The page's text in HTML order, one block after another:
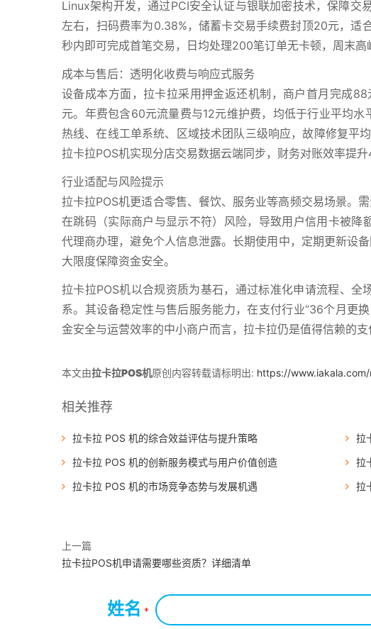
Linux架构开发，通过PCI安全认证与银联加密技术，保障交
左右，扫码费率为0.38%，储蓄卡交易手续费封顶20元，适
秒内即可完成首笔交易，日均处理200笔订单无卡顿，周末高
成本与售后：透明化收费与响应式服务
设备成本方面，拉卡拉采用押金返还机制，商户首月完成
元。年费包含60元流量费与12元维护费，均低于行业平均
热线、在线工单系统、区域技术团队三级响应，故障修复平
拉卡拉POS机实现分店交易数据云端同步，财务对账效率提
行业适配与风险提示
拉卡拉POS机更适合零售、餐饮、服务业等高频交易场景。
在跳码（实际商户与显示不符）风险，导致用户信用卡被
代理商办理，避免个人信息泄露。长期使用中，定期更新设
大限度保障资金安全。
拉卡拉POS机以合规资质为基石，通过标准化申请流程、
系。其设备稳定性与售后服务能力，在支付行业“36个月更
金安全与运营效率的中小商户而言，拉卡拉仍是值得信赖的支
本文由拉卡拉POS机原创内容转载请标明出: https://
相关推荐
拉卡拉 POS 机的综合效益评估与提升策略
拉
拉卡拉 POS 机的创新服务模式与用户价值创造
拉
拉卡拉 POS 机的市场竞争态势与发展机遇
拉
上一篇
拉卡拉POS机申请需要哪些资质？详细清单
姓名 *